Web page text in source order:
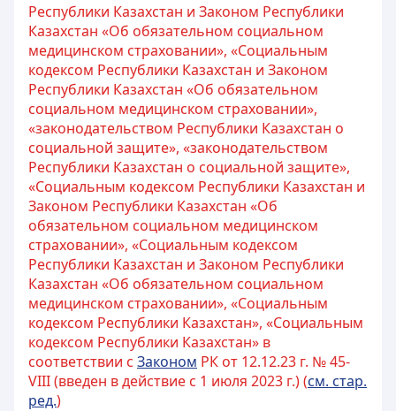
Республики Казахстан и Законом Республики
Казахстан «Об обязательном социальном
медицинском страховании», «Социальным
кодексом Республики Казахстан и Законом
Республики Казахстан «Об обязательном
социальном медицинском страховании»,
«законодательством Республики Казахстан о
социальной защите», «законодательством
Республики Казахстан о социальной защите»,
«Социальным кодексом Республики Казахстан и
Законом Республики Казахстан «Об
обязательном социальном медицинском
страховании», «Социальным кодексом
Республики Казахстан и Законом Республики
Казахстан «Об обязательном социальном
медицинском страховании», «Социальным
кодексом Республики Казахстан», «Социальным
кодексом Республики Казахстан» в
соответствии с Законом РК от 12.12.23 г. № 45-
VIII (введен в действие с 1 июля 2023 г.) (см. стар.
ред.)